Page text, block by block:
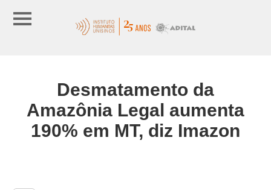
Desmatamento da
Amazônia Legal aumenta
190% em MT, diz Imazon